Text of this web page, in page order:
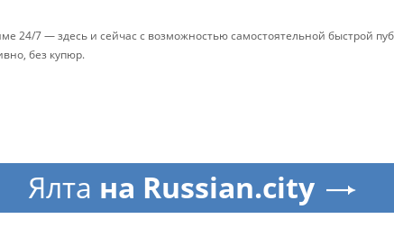
24/7 — здесь и сейчас с возможностью самостоятельной быстрой
без купюр.
Ялта на Russian.city